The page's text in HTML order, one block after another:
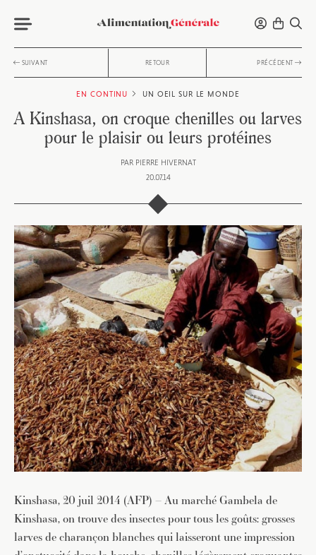
SUIVANT RETOUR PRÉCÉDENT
EN CONTINU UN OEIL SUR LE MONDE
A Kinshasa, on croque chenilles ou larves
pour le plaisir ou leurs protéines
PAR PIERRE HIVERNAT
20.07.14
Kinshasa, 20 juil 2014 (AFP) – Au marché Gambela de
Kinshasa, on trouve des insectes pour tous les goûts: grosses
larves de charançon blanches qui laisseront une impression